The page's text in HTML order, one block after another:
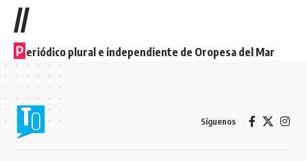
//
P eriódico plural e independiente de Oropesa del Mar
Síguenos